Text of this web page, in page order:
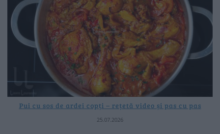
Pui cu sos de ardei copți – rețetă video și pas cu pas
25.07.2026